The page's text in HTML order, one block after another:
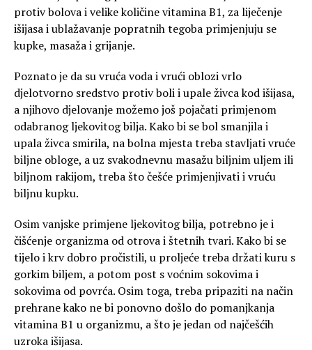
protiv bolova i velike količine vitamina B1, za liječenje
išijasa i ublažavanje popratnih tegoba primjenjuju se
kupke, masaža i grijanje.
Poznato je da su vruća voda i vrući oblozi vrlo
djelotvorno sredstvo protiv boli i upale živca kod išijasa,
a njihovo djelovanje možemo još pojačati primjenom
odabranog ljekovitog bilja. Kako bi se bol smanjila i
upala živca smirila, na bolna mjesta treba stavljati vruće
biljne obloge, a uz svakodnevnu masažu biljnim uljem ili
biljnom rakijom, treba što češće primjenjivati i vruću
biljnu kupku.
Osim vanjske primjene ljekovitog bilja, potrebno je i
čišćenje organizma od otrova i štetnih tvari. Kako bi se
tijelo i krv dobro pročistili, u proljeće treba držati kuru s
gorkim biljem, a potom post s voćnim sokovima i
sokovima od povrća. Osim toga, treba pripaziti na način
prehrane kako ne bi ponovno došlo do pomanjkanja
vitamina B1 u organizmu, a što je jedan od najčešćih
uzroka išijasa.